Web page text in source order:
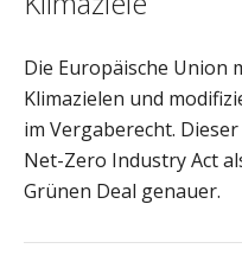
Die Europäische Union
Klimazielen und
im Vergaberecht.
Net-Zero Industry Act
Grünen Deal genauer.